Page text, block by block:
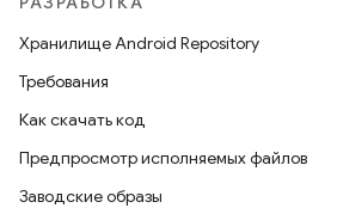
Хранилище Android Repository
Требования
Как скачать код
Предпросмотр исполняемых файлов
Заводские образы